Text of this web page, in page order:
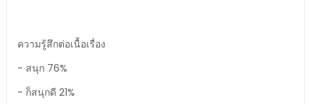
ความรู้สึกต่อเนื้อเรื่อง
- สนุก 76%
- ก็สนุกดี 21%